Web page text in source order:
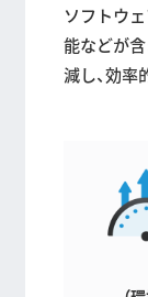
ソフトウ
能などが
減し、効率